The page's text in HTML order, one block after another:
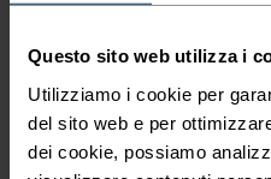
Questo sito web utilizza i
Utilizziamo i cookie per
del sito web e per
dei cookie, possiamo
% % % % %
Intimo Tecnico Active F-Dry
Light T-Shirt
26,95 €44,95 €
-20%
Saldi estivi